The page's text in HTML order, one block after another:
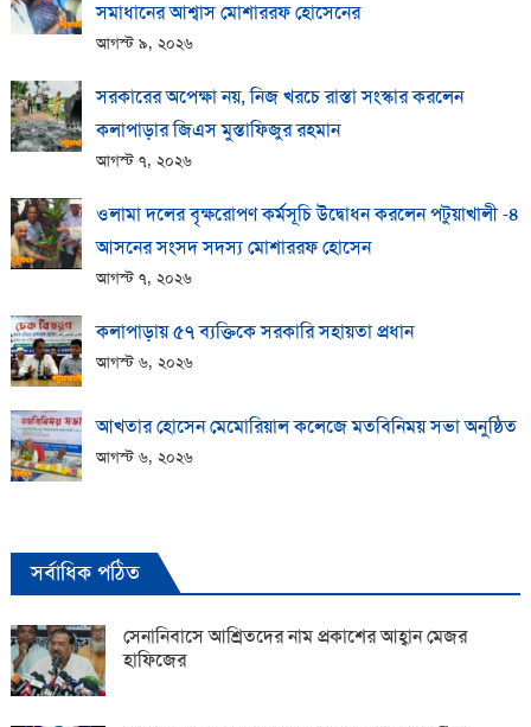
সমাধানের আশ্বাস মোশাররফ হোসেনের
আগস্ট ৯, ২০২৬
সরকারের অপেক্ষা নয়, নিজ খরচে রাস্তা সংস্কার করলেন
কলাপাড়ার জিএস মুস্তাফিজুর রহমান
আগস্ট ৭, ২০২৬
ওলামা দলের বৃক্ষরোপণ কর্মসূচি উদ্বোধন করলেন পটুয়াখালী -৪
আসনের সংসদ সদস্য মোশাররফ হোসেন
আগস্ট ৭, ২০২৬
কলাপাড়ায় ​৫৭ ব্যক্তিকে সরকারি সহায়তা প্রধান
আগস্ট ৬, ২০২৬
আখতার হোসেন মেমোরিয়াল কলেজে মতবিনিময় সভা অনুষ্ঠিত
আগস্ট ৬, ২০২৬
সর্বাধিক পঠিত
সেনানিবাসে আশ্রিতদের নাম প্রকাশের আহ্বান মেজর
হাফিজের